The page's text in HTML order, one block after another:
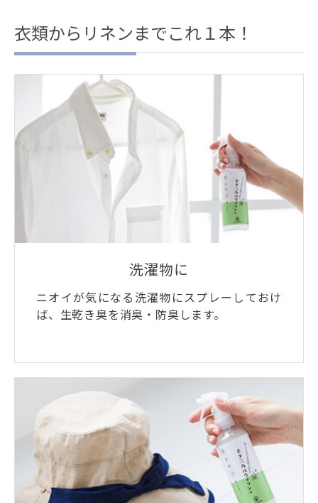
衣類からリネンまでこれ１本！
洗濯物に
ニオイが気になる洗濯物にスプレーしておけ
ば、生乾き臭を消臭・防臭します。